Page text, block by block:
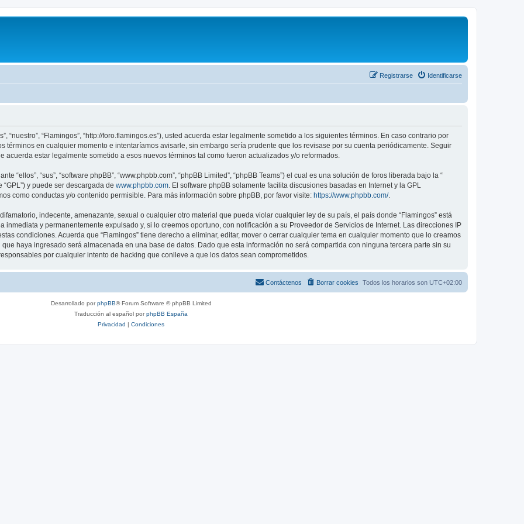
Identificarse
Registrarse
“nuestro”, “Flamingos”, “http://foro.flamingos.es”), usted acuerda estar legalmente sometido a los siguientes términos. En caso contrario por
términos en cualquier momento e intentaríamos avisarle, sin embargo sería prudente que los revisase por su cuenta periódicamente. Seguir
acuerda estar legalmente sometido a esos nuevos términos tal como fueron actualizados y/o reformados.
“ellos”, “sus”, “software phpBB”, “www.phpbb.com”, “phpBB Limited”, “phpBB Teams”) el cual es una solución de foros liberada bajo la “
“GPL”) y puede ser descargada de www.phpbb.com . El software phpBB solamente facilita discusiones basadas en Internet y la GPL
como conductas y/o contenido permisible. Para más información sobre phpBB, por favor visite: https://www.phpbb.com/.
indecente, amenazante, sexual o cualquier otro material que pueda violar cualquier ley de su país, el país donde “Flamingos” está
y permanentemente expulsado y, si lo creemos oportuno, con notificación a su Proveedor de Servicios de Internet. Las direcciones IP
condiciones. Acuerda que “Flamingos” tiene derecho a eliminar, editar, mover o cerrar cualquier tema en cualquier momento que lo creamos
haya ingresado será almacenada en una base de datos. Dado que esta información no será compartida con ninguna tercera parte sin su
por cualquier intento de hacking que conlleve a que los datos sean comprometidos.
Todos los horarios son UTC+02:00
Borrar cookies
Contáctenos
Desarrollado porphpBB® Forum Software © phpBB Limited
Traducción al español porphpBB España
Privacidad | Condiciones